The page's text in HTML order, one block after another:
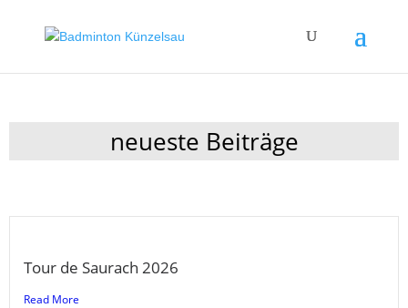
neueste Beiträge
Tour de Saurach 2026
Read More